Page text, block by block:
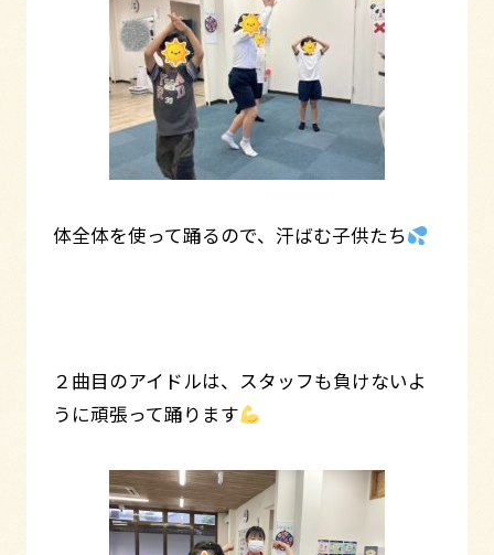
体全体を使って踊るので、汗ばむ子供たち
２曲目のアイドルは、スタッフも負けないよ
うに頑張って踊ります